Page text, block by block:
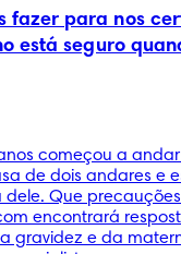
fazer para nos
está seguro
começou a
de dois andares e
Que
encontrará
gravidez e da